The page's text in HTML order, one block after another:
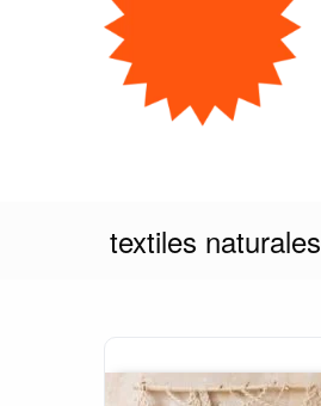
textiles naturales